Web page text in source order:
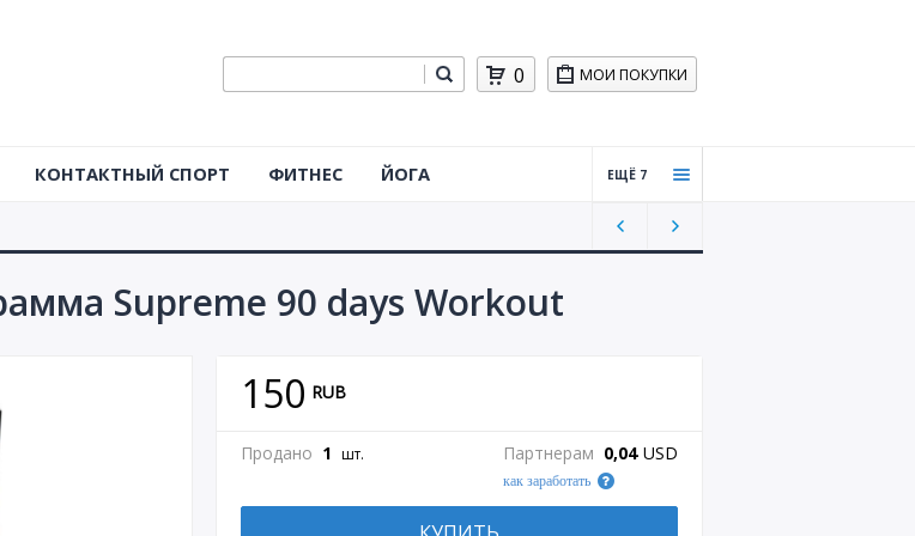
МОИ ПОКУПКИ
0
КОНТАКТНЫЙ СПОРТ ФИТНЕС ЙОГА ЕЩЁ 7
Тайцз
ицюа
Практ
стрел
Supreme 90 days Workout
150 RUB
Продано 1 шт. Партнерам 0,04 USD
как заработать